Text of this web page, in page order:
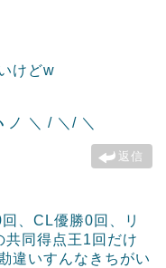
けどw
ノ ＼ / ＼/ ＼
返信
、CL優勝0回、リ
共同得点王1回だけ
違いすんなきちがい